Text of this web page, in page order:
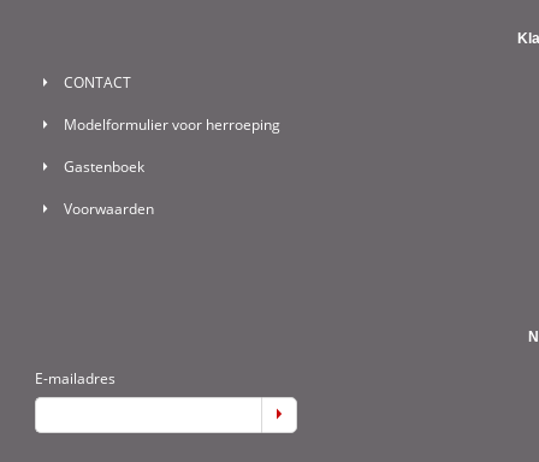
CONTACT
Modelformulier voor herroeping
Gastenboek
Voorwaarden
E-mailadres